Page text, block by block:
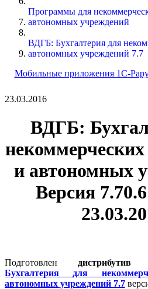
Программы для
автономных учреждений
ВДГБ: Бухгалтерия для
автономных учреждений 7.7
Мобильные приложения 1С-
23.03.2016
ВДГБ:
и автономных
Версия
Подготовлен дистрибутив
Бухгалтерия для
автономных учреждений 7.7